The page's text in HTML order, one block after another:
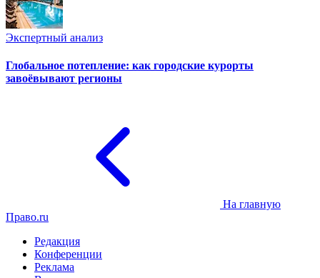
Экспертный анализ
Глобальное потепление: как городские курорты
завоёвывают регионы
На главную
Право.ru
Редакция
Конференции
Реклама